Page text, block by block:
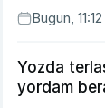
Bugun, 11:12
Yozda
yordam